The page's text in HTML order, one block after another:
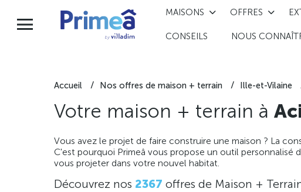
MAISONS OFFRES
CONSEILS NOUS
Accueil Nos offres de maison + terrain Ille-et-Vilaine
Votre maison + terrain à
Vous avez le projet de faire construire une maison ? La
C'est pourquoi Primeâ vous propose un outil personnalisé
vous projeter dans votre nouvel habitat.
Découvrez nos 2367 offres de Maison +